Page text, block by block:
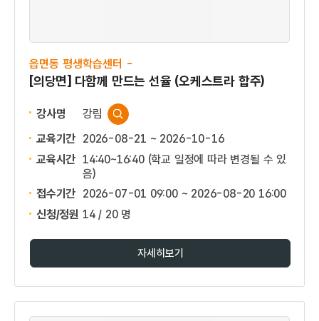
읍면동 평생학습센터 -
[의당면] 다함께 만드는 선율 (오케스트라 합주)
강사명
강림
교육기간 2026-08-21 ~ 2026-10-16
교육시간 14:40~16:40 (학교 일정에 따라 변경될 수 있
음)
접수기간 2026-07-01 09:00 ~ 2026-08-20 16:00
신청/정원 14 / 20 명
자세히보기